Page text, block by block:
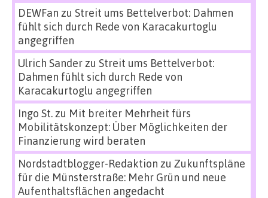
DEWFan zu Streit ums Bettelverbot: Dahmen
fühlt sich durch Rede von Karacakurtoglu
angegriffen
Ulrich Sanderzu Streit ums Bettelverbot:
Dahmen fühlt sich durch Rede von
Karacakurtoglu angegriffen
Ingo St.zu Mit breiter Mehrheit fürs
Mobilitätskonzept: Über Möglichkeiten der
Finanzierung wird beraten
Nordstadtblogger-Redaktion zu Zukunftspläne
für die Münsterstraße: Mehr Grün und neue
Aufenthaltsflächen angedacht